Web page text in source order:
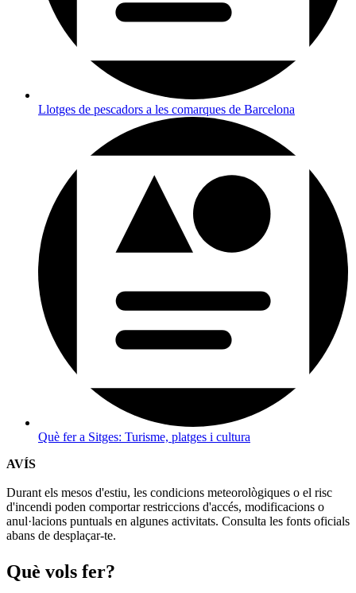
Llotges de pescadors a les comarques de Barcelona
Què fer a Sitges: Turisme, platges i cultura
Durant els mesos d'estiu, les condicions meteorològiques o el risc
d'incendi poden comportar restriccions d'accés, modificacions o
anul·lacions puntuals en algunes activitats. Consulta les fonts oficials
abans de desplaçar-te.
Què vols fer?